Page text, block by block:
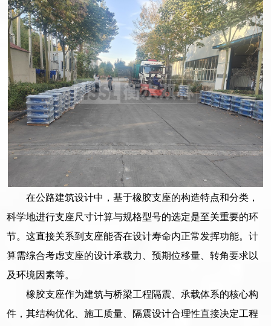
在公路建筑设计中，基于橡胶支座的构造特点和分类，
科学地进行支座尺寸计算与规格型号的选定是至关重要的环
节。这直接关系到支座能否在设计寿命内正常发挥功能。计
算需综合考虑支座的设计承载力、预期位移量、转角要求以
及环境因素等。
橡胶支座作为建筑与桥梁工程隔震、承载体系的核心构
件，其结构优化、施工质量、隔震设计合理性直接决定工程